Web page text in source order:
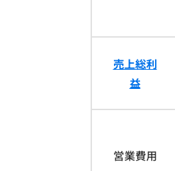
売上総利
益
営業費用